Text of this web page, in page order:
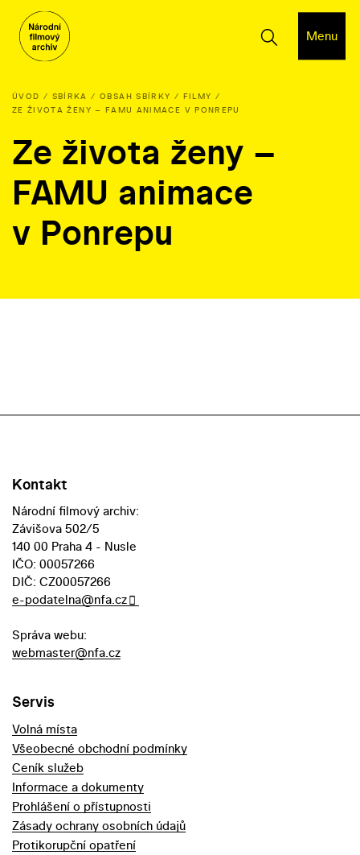
Menu
ÚVOD SBÍRKA OBSAH SBÍRKY
FILMY
ZE ŽIVOTA ŽENY – FAMU ANIMACE V PONREPU
Ze života ženy –
FAMU animace
v Ponrepu
Kontakt
Národní filmový archiv:
Závišova 502/5
140 00 Praha 4 - Nusle
IČO: 00057266
DIČ: CZ00057266
e-podatelna@nfa.cz
Správa webu:
webmaster@nfa.cz
Servis
Volná místa
Všeobecné obchodní podmínky
Ceník služeb
Informace a dokumenty
Prohlášení o přístupnosti
Zásady ochrany osobních údajů
Protikorupční opatření